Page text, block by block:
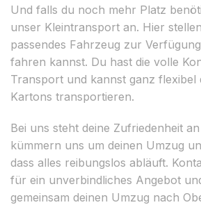
Und falls du noch mehr Platz
unser Kleintransport an. Hier
passendes Fahrzeug zur
fahren kannst. Du hast die volle
Transport und kannst ganz flexibel
Kartons transportieren.
Bei uns steht deine Zufriedenheit
kümmern uns um deinen Umzug
dass alles reibungslos abläuft.
für ein unverbindliches Angebot
gemeinsam deinen Umzug nach